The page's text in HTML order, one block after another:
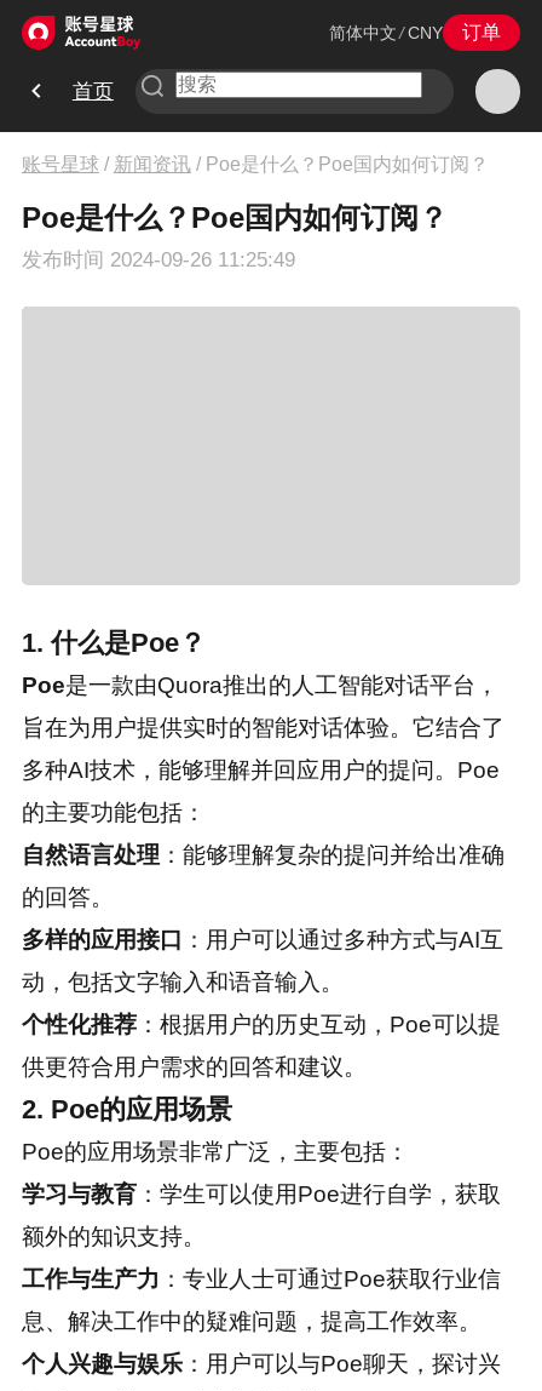
简体中文 /CNY 订单
首页
账号星球 / 新闻资讯/ Poe是什么？Poe国内如何订阅？
Poe是什么？Poe国内如何订阅？
发布时间 2024-09-26 11:25:49
1. 什么是Poe？
Poe是一款由Quora推出的人工智能对话平台，
旨在为用户提供实时的智能对话体验。它结合了
多种AI技术，能够理解并回应用户的提问。Poe
的主要功能包括：
自然语言处理 ：能够理解复杂的提问并给出准确
的回答。
多样的应用接口 ：用户可以通过多种方式与AI互
动，包括文字输入和语音输入。
个性化推荐：根据用户的历史互动，Poe可以提
供更符合用户需求的回答和建议。
2. Poe的应用场景
Poe的应用场景非常广泛，主要包括：
学习与教育：学生可以使用Poe进行自学，获取
额外的知识支持。
工作与生产力 ：专业人士可通过Poe获取行业信
息、解决工作中的疑难问题，提高工作效率。
个人兴趣与娱乐：用户可以与Poe聊天，探讨兴